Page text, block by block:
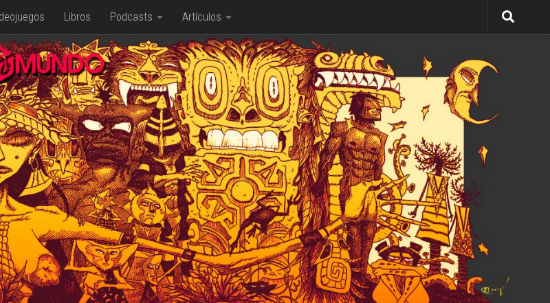
Libros Podcasts Artículos